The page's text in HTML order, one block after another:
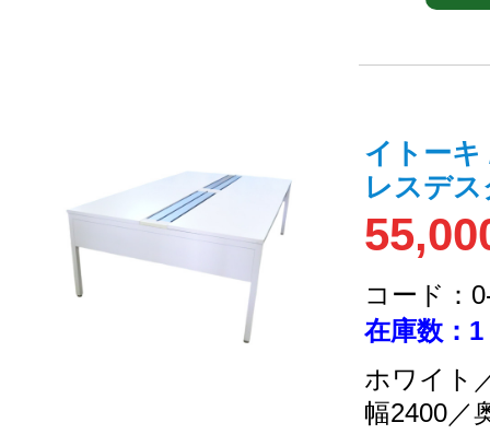
イトー
レスデス
コード：
在庫数：1
ホワイト
幅2400／